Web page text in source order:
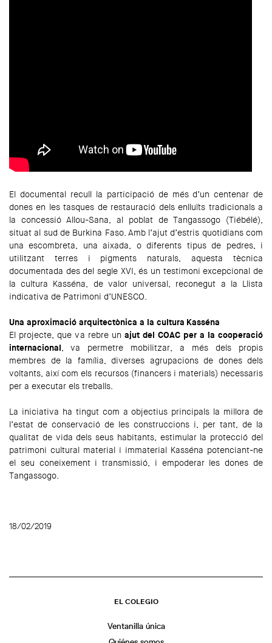
El documental recull la participació de més d’un centenar de
dones en les tasques de restauració dels enlluïts tradicionals a
la concessió Allou-Sana, al poblat de Tangassogo (Tiébélé),
situat al sud de Burkina Faso. Amb l’ajut d’estris quotidians com
una escombreta, una aixada, o diferents tipus de pedres, i
utilitzant terres i pigments naturals, aquesta tècnica
documentada des del segle XVI, és un testimoni excepcional de
la cultura Kasséna, de valor universal, reconegut a la Llista
indicativa de Patrimoni d’UNESCO.
Una aproximació arquitectònica a la cultura Kasséna
El projecte, que va rebre un ajut del COAC per a la cooperació
internacional
va permetre mobilitzar, a més dels propis
membres de la família, diverses agrupacions de dones dels
voltants, així com els recursos (financers i materials) necessaris
per a executar els treballs.
La iniciativa ha tingut com a objectius principals la millora de
l’estat de conservació de les construccions i, per tant, de la
qualitat de vida dels seus habitants, estimular la protecció del
patrimoni cultural material i immaterial Kasséna potenciant-ne
el seu coneixement i transmissió, i empoderar les dones de
Tangassogo.
18/02/2019
EL COLEGIO
Ventanilla única